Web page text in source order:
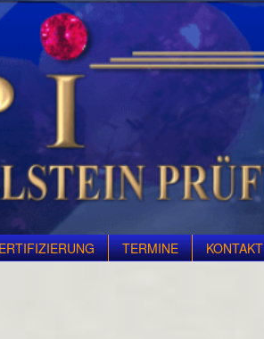
TERMINE KONTAKT